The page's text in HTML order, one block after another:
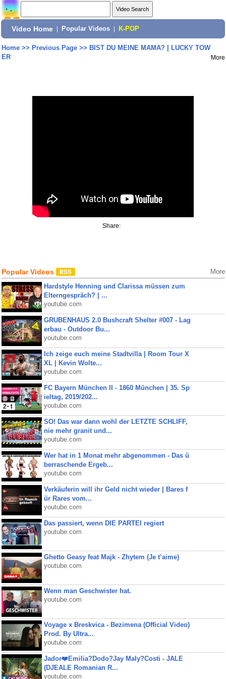
Video Home Popular Videos K-POP
Home>> Previous Page>> BIST DU MEINE MAMA? | LUCKY TOW
ER
More
Share:
Popular Videos More
Hardstyle Henning und Clarissa müssen zum
Elterngespräch? | ...
youtube.com
GRUBENHAUS 2.0 Bushcraft Shelter #007 - Lag
erbau - Outdoor Bu...
youtube.com
Ich zeige euch meine Stadtvilla | Room Tour X
XL | Kevin Wolte...
youtube.com
FC Bayern München II - 1860 München | 35. Sp
ieltag, 2019/202...
youtube.com
SO! Das war dann wohl der LETZTE SCHLIFF,
nie mehr granit und...
youtube.com
Wer hat in 1 Monat mehr abgenommen - Das ü
berraschende Ergeb...
youtube.com
Verkäuferin will ihr Geld nicht wieder | Bares f
ür Rares vom...
youtube.com
Das passiert, wenn DIE PARTEI regiert
youtube.com
Ghetto Geasy feat Majk - Zhytem (Je t’aime)
youtube.com
Wenn man Geschwister hat.
youtube.com
Voyage x Breskvica - Bezimena (Official Video)
Prod. By Ultra...
youtube.com
Jador❤️Emilia?Dodo?Jay Maly?Costi - JALE
(DJEALE Romanian R...
youtube.com